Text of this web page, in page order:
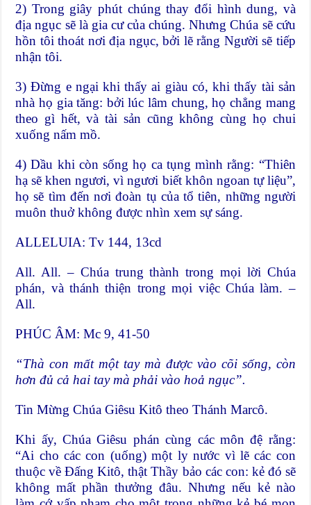
2) Trong giây phút chúng thay đổi hình dung, và
địa ngục sẽ là gia cư của chúng. Nhưng Chúa sẽ cứu
hồn tôi thoát nơi địa ngục, bởi lẽ rằng Người sẽ tiếp
nhận tôi.
3) Ðừng e ngại khi thấy ai giàu có, khi thấy tài sản
nhà họ gia tăng: bởi lúc lâm chung, họ chẳng mang
theo gì hết, và tài sản cũng không cùng họ chui
xuống nấm mồ.
4) Dầu khi còn sống họ ca tụng mình rằng: “Thiên
hạ sẽ khen ngươi, vì ngươi biết khôn ngoan tự liệu”,
họ sẽ tìm đến nơi đoàn tụ của tổ tiên, những người
muôn thuở không được nhìn xem sự sáng.
ALLELUIA: Tv 144, 13cd
All. All. – Chúa trung thành trong mọi lời Chúa
phán, và thánh thiện trong mọi việc Chúa làm. –
All.
PHÚC ÂM: Mc 9, 41-50
“Thà con mất một tay mà được vào cõi sống, còn
hơn đủ cả hai tay mà phải vào hoả ngục”.
Tin Mừng Chúa Giêsu Kitô theo Thánh Marcô.
Khi ấy, Chúa Giêsu phán cùng các môn đệ rằng:
“Ai cho các con (uống) một ly nước vì lẽ các con
thuộc về Ðấng Kitô, thật Thầy bảo các con: kẻ đó sẽ
không mất phần thưởng đâu. Nhưng nếu kẻ nào